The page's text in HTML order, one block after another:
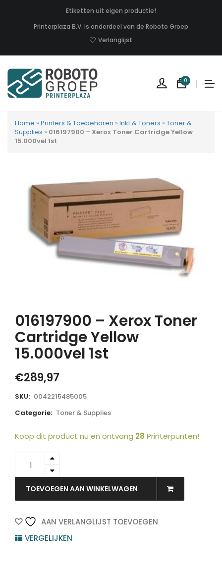
Etiketten uit eigen productie!
Printerplaza B.V. is onderdeel van de Roboto Groep
Verlanglijst
0
Home » Printers & Toebehoren » Inkt & Toners » Toner &
Supplies » 016197900 – Xerox Toner Cartridge Yellow
15.000vel 1st
016197900 – Xerox Toner
Cartridge Yellow
15.000vel 1st
€289,97
SKU: 0042215485005
Categorie: Toner & Supplies
Koop dit product nu en ontvang 28 Printerpunten!
016197900
Xerox
Toner
Cartridge
15.000vel
quantity
TOEVOEGEN AAN WINKELWAGEN
AAN VERLANGLIJST TOEVOEGEN
VERGELIJKEN